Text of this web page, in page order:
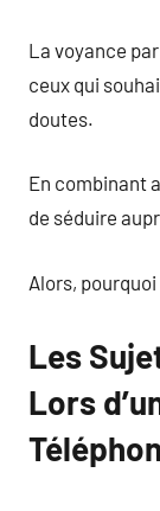
La voyance
ceux qui
doutes.
En combinant
de séduire
Alors, pourquoi
Les
Lors